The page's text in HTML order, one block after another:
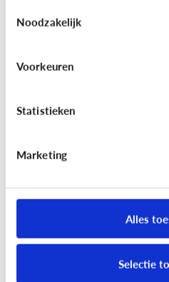
Noodzakelijk
Voorkeuren
Statistieken
Marketing
Alles
Selectie
reclamegames